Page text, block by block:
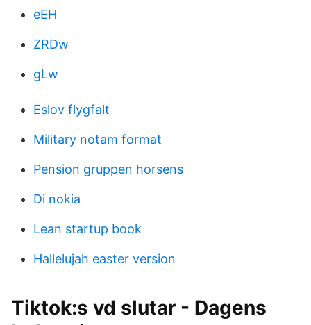
eEH
ZRDw
gLw
Eslov flygfalt
Military notam format
Pension gruppen horsens
Di nokia
Lean startup book
Hallelujah easter version
Tiktok:s vd slutar - Dagens